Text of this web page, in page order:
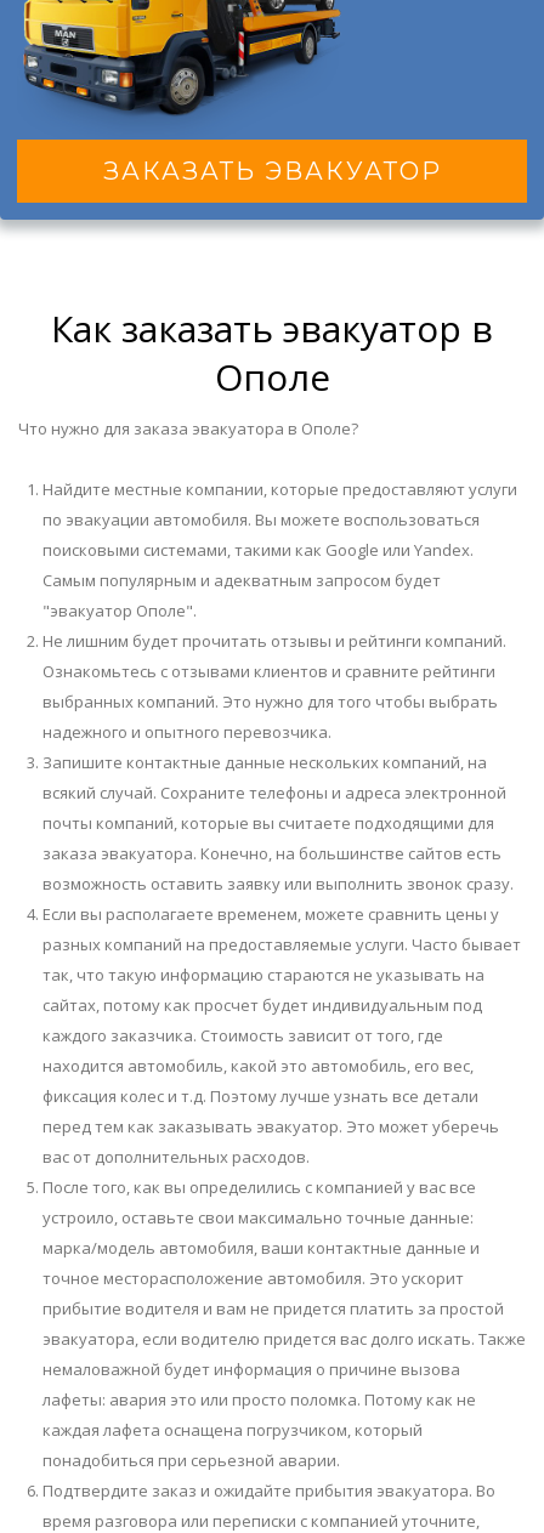
ЗАКАЗАТЬ ЭВАКУАТОР
Как заказать эвакуатор в
Ополе
Что нужно для заказа эвакуатора в Ополе?
Найдите местные компании, которые предоставляют услуги
по эвакуации автомобиля. Вы можете воспользоваться
поисковыми системами, такими как Google или Yandex.
Самым популярным и адекватным запросом будет
"эвакуатор Ополе".
Не лишним будет прочитать отзывы и рейтинги компаний.
Ознакомьтесь с отзывами клиентов и сравните рейтинги
выбранных компаний. Это нужно для того чтобы выбрать
надежного и опытного перевозчика.
Запишите контактные данные нескольких компаний, на
всякий случай. Сохраните телефоны и адреса электронной
почты компаний, которые вы считаете подходящими для
заказа эвакуатора. Конечно, на большинстве сайтов есть
возможность оставить заявку или выполнить звонок сразу.
Если вы располагаете временем, можете сравнить цены у
разных компаний на предоставляемые услуги. Часто бывает
так, что такую информацию стараются не указывать на
сайтах, потому как просчет будет индивидуальным под
каждого заказчика. Стоимость зависит от того, где
находится автомобиль, какой это автомобиль, его вес,
фиксация колес и т.д. Поэтому лучше узнать все детали
перед тем как заказывать эвакуатор. Это может уберечь
вас от дополнительных расходов.
После того, как вы определились с компанией у вас все
устроило, оставьте свои максимально точные данные:
марка/модель автомобиля, ваши контактные данные и
точное месторасположение автомобиля. Это ускорит
прибытие водителя и вам не придется платить за простой
эвакуатора, если водителю придется вас долго искать. Также
немаловажной будет информация о причине вызова
лафеты: авария это или просто поломка. Потому как не
каждая лафета оснащена погрузчиком, который
понадобиться при серьезной аварии.
Подтвердите заказ и ожидайте прибытия эвакуатора. Во
время разговора или переписки с компанией уточните,